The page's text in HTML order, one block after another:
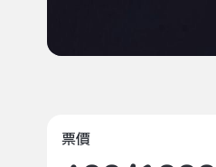
票價